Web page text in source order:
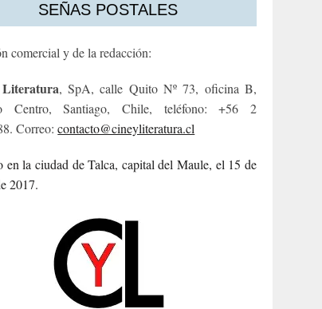
SEÑAS POSTALES
comercial y de la redacción:
, SpA, calle Quito Nº 73, oficina B,
Centro, Santiago, Chile, teléfono: +56 2
Correo:contacto@cineyliteratura.cl
en la ciudad de Talca, capital del Maule, el 15 de
2017.